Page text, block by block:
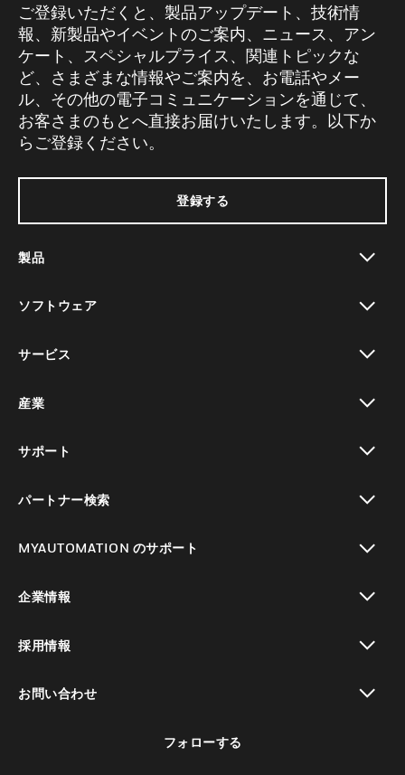
ご登録いただくと、製品アップデート、技術情
報、新製品やイベントのご案内、ニュース、アン
ケート、スペシャルプライス、関連トピックな
ど、さまざまな情報やご案内を、お電話やメー
ル、その他の電子コミュニケーションを通じて、
お客さまのもとへ直接お届けいたします。以下か
らご登録ください。
登録する
製品
ソフトウェア
サービス
産業
サポート
パートナー検索
MYAUTOMATION のサポート
企業情報
採用情報
お問い合わせ
フォローする